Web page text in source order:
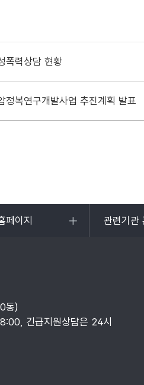
폭력상담 현황
정복연구개발사업 추진계획 발표
페이지 관련기관
목록
동)
긴급지원상담은 24시